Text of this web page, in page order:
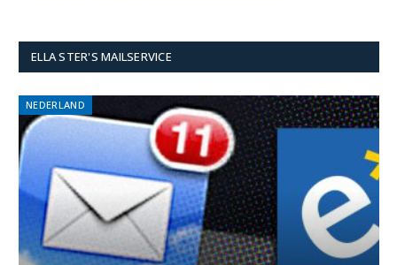
ELLA STER'S MAILSERVICE
NEDERLAND